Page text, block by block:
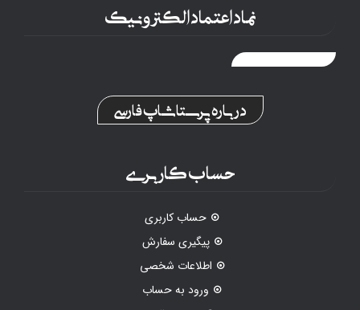
نماد اعتماد الکترونیک
درباره پرستاشاپ فارسی
حساب کاربری
حساب کاربری
پیگیری سفارش
اطلاعات شخصی
ورود به حساب